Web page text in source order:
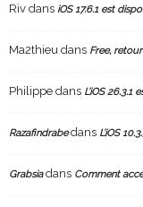
Riv dans iOS 17.6.1 est
Ma2thieu dans Free,
Philippe dans L’iOS
Razafindrabedans L’iOS
Grabsiadans Comment